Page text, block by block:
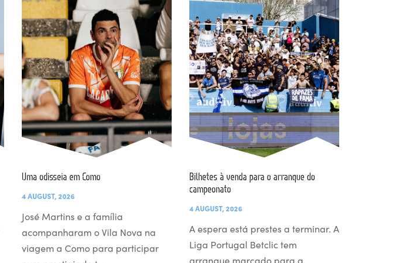
Uma odisseia em Como
4 AUGUST, 2026
José Martins e a família
acompanharam o Vila Nova na
viagem a Como para participar
Bilhetes à venda para o arranque do
campeonato
4 AUGUST, 2026
A espera está prestes a terminar. A
Liga Portugal Betclic tem
arranque marcado para a